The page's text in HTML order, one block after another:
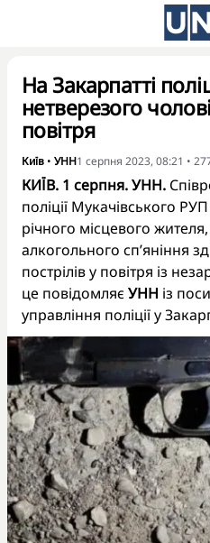
На Закарпатті
нетверезого
повітря
Київ • УНН1 серпня 2023, 08:21 •
КИЇВ. 1 серпня. УНН.
поліції Мукачівського
річного місцевого жителя,
алкогольного сп’яніння
пострілів у повітря із
це повідомляє УНН із
управління поліції у